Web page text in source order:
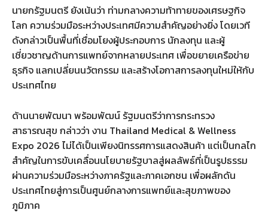
นายกรัฐมนตรี ยังเน้นว่า ท่ามกลางความท้าทายของเศรษฐกิจ
โลก ความร่วมมือระหว่างประเทศมีความสำคัญอย่างยิ่ง โดยเวที
ดังกล่าวเป็นพื้นที่เชื่อมโยงผู้ประกอบการ นักลงทุน และผู้
เชี่ยวชาญด้านการแพทย์จากหลายประเทศ เพื่อขยายเครือข่าย
ธุรกิจ แลกเปลี่ยนนวัตกรรม และสร้างโอกาสการลงทุนใหม่ให้กับ
ประเทศไทย
ด้านนายพัฒนา พร้อมพัฒน์ รัฐมนตรีว่าการกระทรวง
สาธารณสุข กล่าวว่า งาน Thailand Medical & Wellness
Expo 2026 ไม่ได้เป็นเพียงนิทรรศการแสดงสินค้า แต่เป็นกลไก
สำคัญในการขับเคลื่อนนโยบายรัฐบาลสู่ผลลัพธ์ที่เป็นรูปธรรม
ผ่านความร่วมมือระหว่างภาครัฐและภาคเอกชน เพื่อผลักดัน
ประเทศไทยสู่การเป็นศูนย์กลางการแพทย์และสุขภาพของ
ภูมิภาค